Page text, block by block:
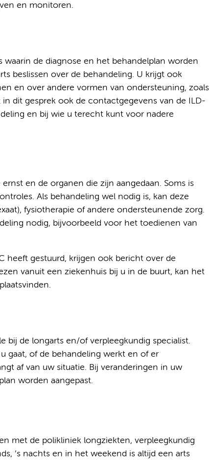
en monitoren.
de diagnose en het behandelplan worden
beslissen over de behandeling. U krijgt ook
en over andere vormen van ondersteuning, zoals
dit gesprek ook de contactgegevens van de ILD-
en bij wie u terecht kunt voor nadere
en de organen die zijn aangedaan. Soms is
Als behandeling wel nodig is, kan deze
fysiotherapie of andere ondersteunende zorg.
nodig, bijvoorbeeld voor het toedienen van
heeft gestuurd, krijgen ook bericht over de
vanuit een ziekenhuis bij u in de buurt, kan het
bij de longarts en/of verpleegkundig specialist.
gaat, of de behandeling werkt en of er
af van uw situatie. Bij veranderingen in uw
worden aangepast.
met de polikliniek longziekten, verpleegkundig
’s nachts en in het weekend is altijd een arts